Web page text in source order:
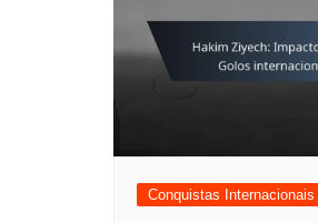
Conquistas Internacionais